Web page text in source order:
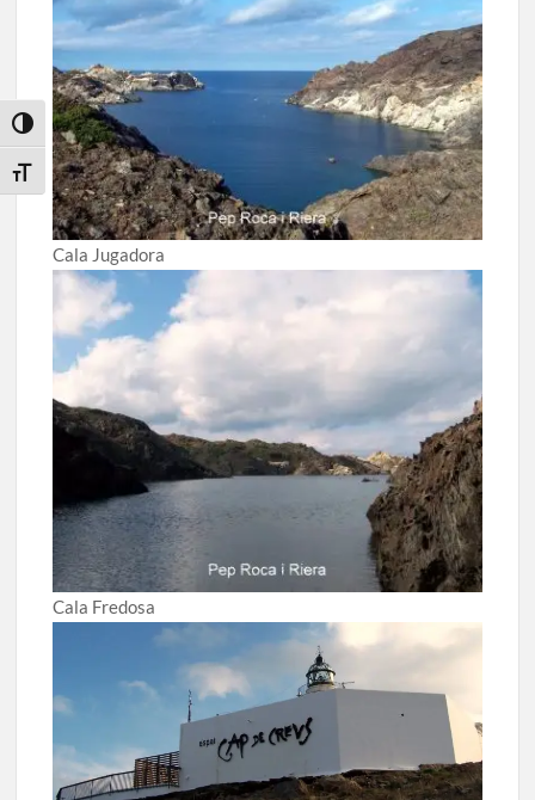
Toggle High Contrast
Toggle Font size
Cala Jugadora
Cala Fredosa